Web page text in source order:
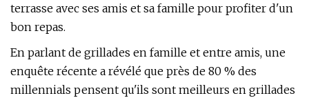
terrasse avec ses amis et sa famille pour profiter d'un
bon repas.
En parlant de grillades en famille et entre amis, une
enquête récente a révélé que près de 80 % des
millennials pensent qu'ils sont meilleurs en grillades